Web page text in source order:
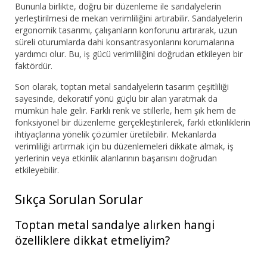
Bununla birlikte, doğru bir düzenleme ile sandalyelerin
yerleştirilmesi de mekan verimliliğini artırabilir. Sandalyelerin
ergonomik tasarımı, çalışanların konforunu artırarak, uzun
süreli oturumlarda dahi konsantrasyonlarını korumalarına
yardımcı olur. Bu, iş gücü verimliliğini doğrudan etkileyen bir
faktördür.
Son olarak, toptan metal sandalyelerin tasarım çeşitliliği
sayesinde, dekoratif yönü güçlü bir alan yaratmak da
mümkün hale gelir. Farklı renk ve stillerle, hem şık hem de
fonksiyonel bir düzenleme gerçekleştirilerek, farklı etkinliklerin
ihtiyaçlarına yönelik çözümler üretilebilir. Mekanlarda
verimliliği artırmak için bu düzenlemeleri dikkate almak, iş
yerlerinin veya etkinlik alanlarının başarısını doğrudan
etkileyebilir.
Sıkça Sorulan Sorular
Toptan metal sandalye alırken hangi
özelliklere dikkat etmeliyim?